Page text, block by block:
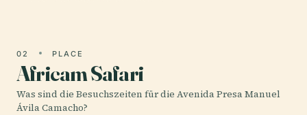
02 PLACE
Africam Safari
Was sind die Besuchszeiten für die Avenida Presa Manuel
Ávila Camacho?